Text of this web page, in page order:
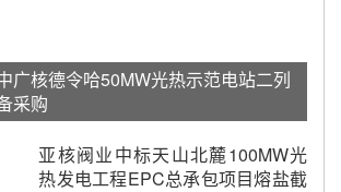
广核德令哈50MW光热示范电站二列
采购
亚核阀业中标天山北麓100MW光
热发电工程EPC总承包项目熔盐截